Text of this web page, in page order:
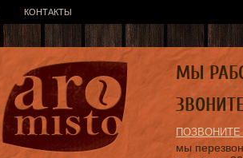
КОНТАКТЫ
мы
МЫ